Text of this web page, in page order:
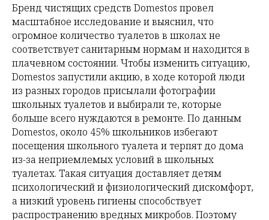
Бренд чистящих средств Domestos провел
масштабное исследование и выяснил, что
огромное количество туалетов в школах не
соответствует санитарным нормам и находится в
плачевном состоянии. Чтобы изменить ситуацию,
Domestos запустили акцию, в ходе которой люди
из разных городов присылали фотографии
школьных туалетов и выбирали те, которые
больше всего нуждаются в ремонте. По данным
Domestos, около 45% школьников избегают
посещения школьного туалета и терпят до дома
из-за неприемлемых условий в школьных
туалетах. Такая ситуация доставляет детям
психологический и физиологический дискомфорт,
а низкий уровень гигиены способствует
распространению вредных микробов. Поэтому